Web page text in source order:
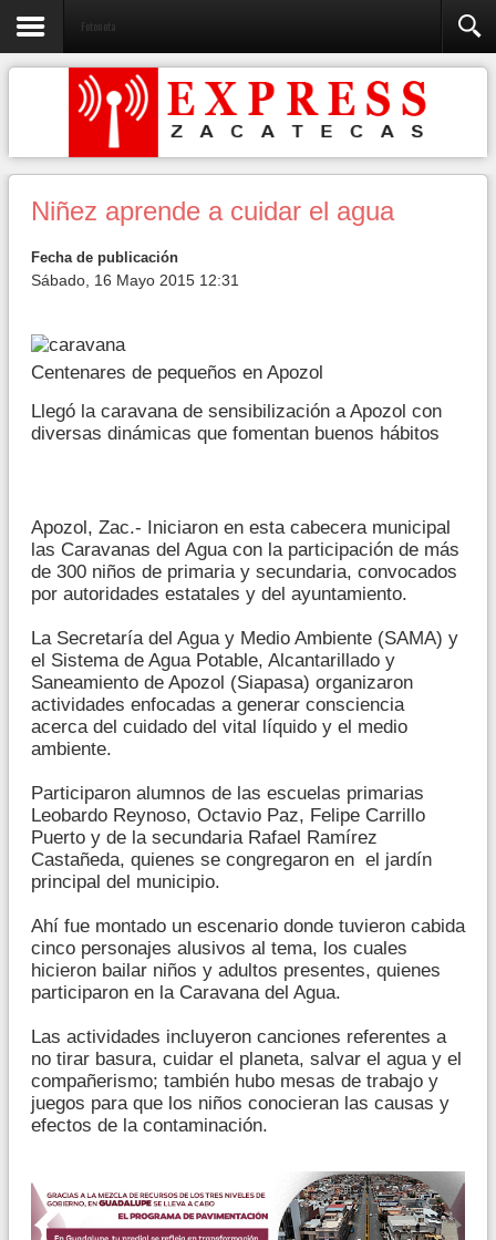
Fotonota
Niñez aprende a cuidar el agua
Fecha de publicación
Sábado, 16 Mayo 2015 12:31
Centenares de pequeños en Apozol
Llegó la caravana de sensibilización a Apozol con
diversas dinámicas que fomentan buenos hábitos
Apozol, Zac.- Iniciaron en esta cabecera municipal
las Caravanas del Agua con la participación de más
de 300 niños de primaria y secundaria, convocados
por autoridades estatales y del ayuntamiento.
La Secretaría del Agua y Medio Ambiente (SAMA) y
el Sistema de Agua Potable, Alcantarillado y
Saneamiento de Apozol (Siapasa) organizaron
actividades enfocadas a generar consciencia
acerca del cuidado del vital líquido y el medio
ambiente.
Participaron alumnos de las escuelas primarias
Leobardo Reynoso, Octavio Paz, Felipe Carrillo
Puerto y de la secundaria Rafael Ramírez
Castañeda, quienes se congregaron en el jardín
principal del municipio.
Ahí fue montado un escenario donde tuvieron cabida
cinco personajes alusivos al tema, los cuales
hicieron bailar niños y adultos presentes, quienes
participaron en la Caravana del Agua.
Las actividades incluyeron canciones referentes a
no tirar basura, cuidar el planeta, salvar el agua y el
compañerismo; también hubo mesas de trabajo y
juegos para que los niños conocieran las causas y
efectos de la contaminación.